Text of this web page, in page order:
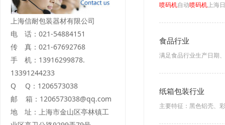
上海信耐包装器材有限公司
电 话：021-54884151
传 真：021-67692768
手 机：13916299878.
13391244233
Q Q：1206573038
邮 箱：1206573038@qq.com
地 址：上海市金山区亭林镇工
喷码机自动喷码机 上海
食品行业
满足食品行业生产日期
纸箱包装行业
主要特征：黑色铝壳、